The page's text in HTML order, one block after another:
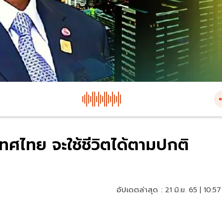
ศไทย จะใช้ชีวิตได้ตามปกติ
อัปเดตล่าสุด : 21 มิ.ย. 65 |